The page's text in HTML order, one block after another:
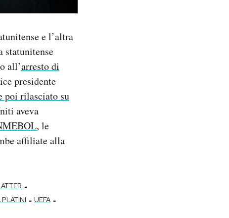
e l’altra
statunitense
all’arresto di
presidente
poi rilasciato su
aveva
, le
affiliate alla
-
- UEFA -